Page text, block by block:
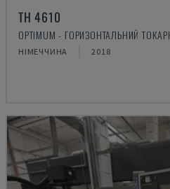
TH 4610
OPTIMUM - ГОРИЗОНТАЛЬНИЙ
НІМЕЧЧИНА 2018